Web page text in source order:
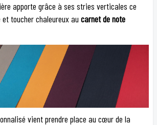
apporte grâce à ses stries verticales ce
toucher chaleureux au carnet de note
vient prendre place au cœur de la